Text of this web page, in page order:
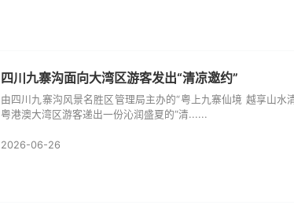
四川九寨沟面向大湾区游客发出“清凉邀约”
由四川九寨沟风景名胜区管理局主办的“粤上九寨仙境 越享山
粤港澳大湾区游客递出一份沁润盛夏的“清......
2026-06-26